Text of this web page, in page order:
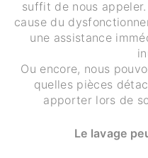
suffit de nous
cause du
une assistance
Ou encore, nous
quelles pièces
apporter lors de
Le lavage